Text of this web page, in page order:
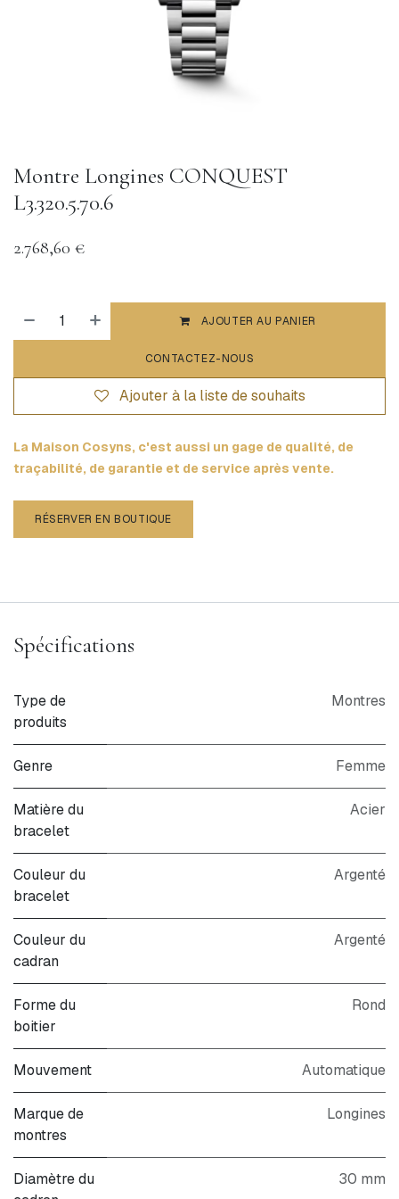
Montre Longines CONQUEST
L3.320.5.70.6
2.768,60 €
AJOUTER AU PANIER
CONTACTEZ-NOUS
Ajouter à la liste de souhaits
La Maison Cosyns, c'est aussi un gage de qualité, de
traçabilité, de garantie et de service après vente.
RÉSERVER EN BOUTIQUE
Spécifications
Type de
produits
Montres
Genre Femme
Matière du
bracelet
Acier
Couleur du
bracelet
Argenté
Couleur du
cadran
Argenté
Forme du
boitier
Rond
Mouvement Automatique
Marque de
montres
Longines
Diamètre du
30 mm